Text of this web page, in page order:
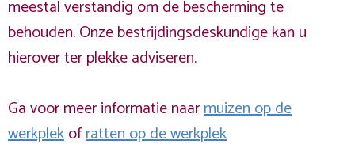
meestal verstandig om de bescherming te
behouden. Onze bestrijdingsdeskundige kan u
hierover ter plekke adviseren.
Ga voor meer informatie naarmuizen op de
werkplekofratten op de werkplek